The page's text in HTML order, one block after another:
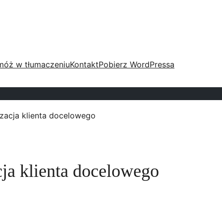
w tłumaczeniuKontaktPobierz WordPressa
klienta docelowego
klienta docelowego